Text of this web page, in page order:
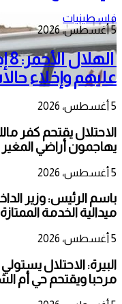
فلسطينيات
5 أغسطس، 2026
عليهم وإخلاء
5 أغسطس، 2026
الاحتلال يقتحم كفر
يهاجمون أراضي المغير
5 أغسطس، 2026
باسم الرئيس: وزير
ميدالية الخدمة الممتازة
5 أغسطس، 2026
البيرة: الاحتلال
مرحبا ويقتحم حي أم